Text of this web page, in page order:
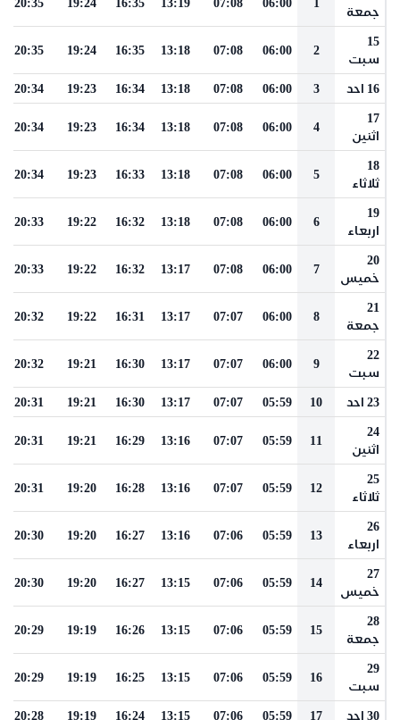
جمعة
15
سبت
2
06:00
07:08
13:18
16:35
19:24
20:35
16 احد 3
06:00
07:08
13:18
16:34
19:23
20:34
17
اثنين
4
06:00
07:08
13:18
16:34
19:23
20:34
18
ثلاثاء
5
06:00
07:08
13:18
16:33
19:23
20:34
19
اربعاء
6
06:00
07:08
13:18
16:32
19:22
20:33
20
خميس
7
06:00
07:08
13:17
16:32
19:22
20:33
21
جمعة
8
06:00
07:07
13:17
16:31
19:22
20:32
22
سبت
9
06:00
07:07
13:17
16:30
19:21
20:32
23 احد 10
05:59
07:07
13:17
16:30
19:21
20:31
24
اثنين
11
05:59
07:07
13:16
16:29
19:21
20:31
25
ثلاثاء
12
05:59
07:07
13:16
16:28
19:20
20:31
26
اربعاء
13
05:59
07:06
13:16
16:27
19:20
20:30
27
خميس
14
05:59
07:06
13:15
16:27
19:20
20:30
28
جمعة
15
05:59
07:06
13:15
16:26
19:19
20:29
29
سبت
16
05:59
07:06
13:15
16:25
19:19
20:29
30 احد 17
05:59
07:06
13:15
16:24
19:19
20:28